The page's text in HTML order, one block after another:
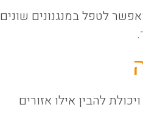
לטפל במנגנונים שונים
להבין אילו אזורים